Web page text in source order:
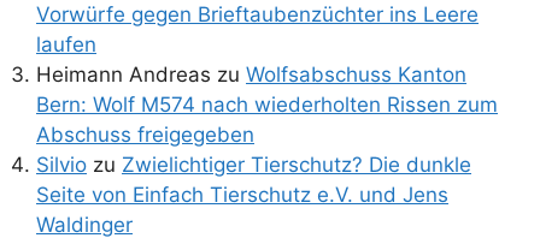
Vorwürfe gegen Brieftaubenzüchter ins Leere
laufen
Heimann Andreas zu Wolfsabschuss Kanton
Bern: Wolf M574 nach wiederholten Rissen zum
Abschuss freigegeben
Silvio zu Zwielichtiger Tierschutz? Die dunkle
Seite von Einfach Tierschutz e.V. und Jens
Waldinger